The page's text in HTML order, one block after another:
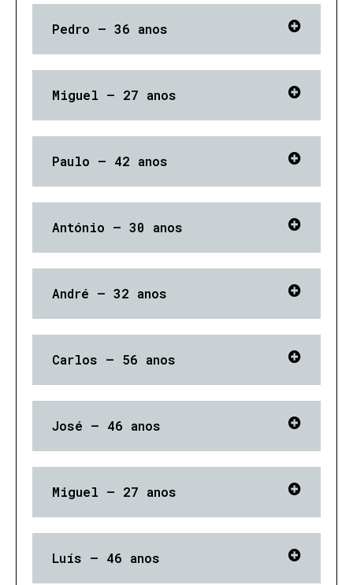
Pedro – 36 anos
Miguel – 27 anos
Paulo – 42 anos
António – 30 anos
André – 32 anos
Carlos – 56 anos
José – 46 anos
Miguel – 27 anos
Luís – 46 anos